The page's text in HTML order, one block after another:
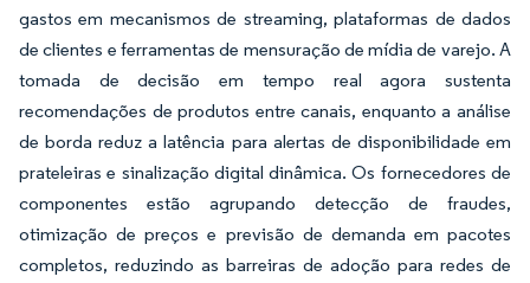
gastos em mecanismos de streaming, plataformas de dados
de clientes e ferramentas de mensuração de mídia de varejo. A
tomada de decisão em tempo real agora sustenta
recomendações de produtos entre canais, enquanto a análise
de borda reduz a latência para alertas de disponibilidade em
prateleiras e sinalização digital dinâmica. Os fornecedores de
componentes estão agrupando detecção de fraudes,
otimização de preços e previsão de demanda em pacotes
completos, reduzindo as barreiras de adoção para redes de